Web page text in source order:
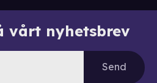
vårt nyhetsbrev
Send